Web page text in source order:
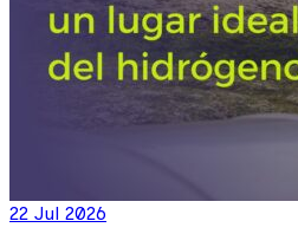
22 Jul 2026